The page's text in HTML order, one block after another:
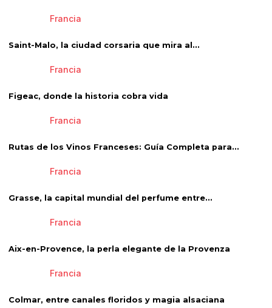
Francia
Saint-Malo, la ciudad corsaria que mira al...
Francia
Figeac, donde la historia cobra vida
Francia
Rutas de los Vinos Franceses: Guía Completa para...
Francia
Grasse, la capital mundial del perfume entre...
Francia
Aix-en-Provence, la perla elegante de la Provenza
Francia
Colmar, entre canales floridos y magia alsaciana